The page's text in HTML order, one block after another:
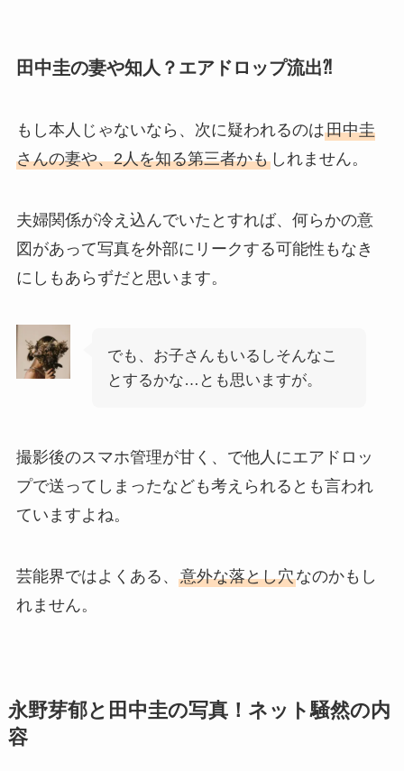
田中圭の妻や知人？エアドロップ流出⁈
もし本人じゃないなら、次に疑われるのは田中圭
さんの妻や、2人を知る第三者かもしれません。
夫婦関係が冷え込んでいたとすれば、何らかの意
図があって写真を外部にリークする可能性もなき
にしもあらずだと思います。
でも、お子さんもいるしそんなこ
とするかな…とも思いますが。
撮影後のスマホ管理が甘く、で他人にエアドロッ
プで送ってしまったなども考えられるとも言われ
ていますよね。
芸能界ではよくある、 意外な落とし穴なのかもし
れません。
永野芽郁と田中圭の写真！ネット騒然の内
容